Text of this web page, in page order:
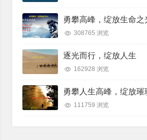
勇攀高峰，绽放生命之
308765 浏览
逐光而行，绽放人生
162928 浏览
勇攀人生高峰，绽放璀
111759 浏览